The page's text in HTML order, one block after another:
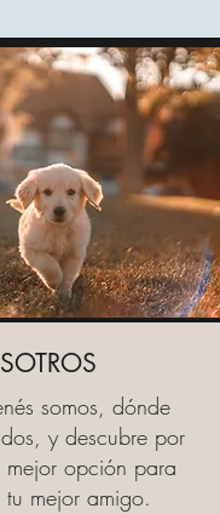
somos, dónde
y descubre por
mejor opción para
mejor amigo.